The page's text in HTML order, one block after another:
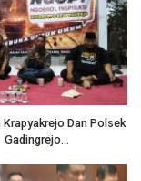
Krapyakrejo Dan Polsek
Gadingrejo…